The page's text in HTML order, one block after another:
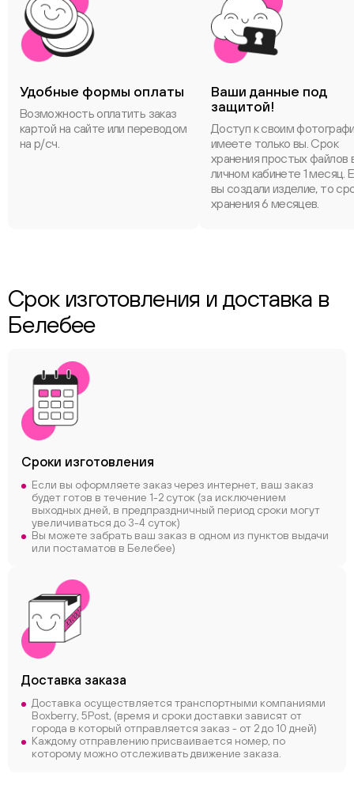
Удобные формы оплаты
Возможность оплатить заказ
картой на сайте или переводом
на р/сч.
Ваши данные под
защитой!
Доступ к своим
имеете только вы. Срок
хранения простых файлов
личном кабинете 1 месяц.
вы создали изделие, то
хранения 6 месяцев.
Срок изготовления и доставка в
Белебее
Сроки изготовления
Если вы оформляете заказ через интернет, ваш заказ
будет готов в течение 1-2 суток (за исключением
выходных дней, в предпраздничный период сроки могут
увеличиваться до 3-4 суток)
Вы можете забрать ваш заказ в одном из пунктов выдачи
или постаматов в Белебее)
Доставка заказа
Доставка осуществляется транспортными компаниями
Boxberry, 5Post, (время и сроки доставки зависят от
города в который отправляется заказ - от 2 до 10 дней)
Каждому отправлению присваивается номер, по
которому можно отслеживать движение заказа.